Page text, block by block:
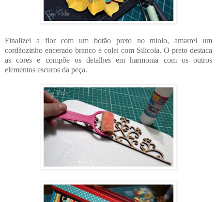
Finalizei a flor com um botão preto no miolo, amarrei um
cordãozinho encerado branco e colei com Silicola. O preto destaca
as cores e compõe os detalhes em harmonia com os outros
elementos escuros da peça.